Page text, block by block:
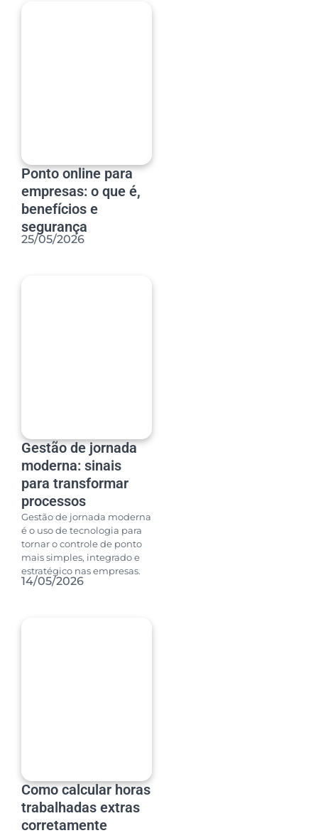
Ponto online para
empresas: o que é,
benefícios e
segurança
25/05/2026
Gestão de jornada
moderna: sinais
para transformar
processos
Gestão de jornada moderna
é o uso de tecnologia para
tornar o controle de ponto
mais simples, integrado e
estratégico nas empresas.
14/05/2026
Como calcular horas
trabalhadas extras
corretamente